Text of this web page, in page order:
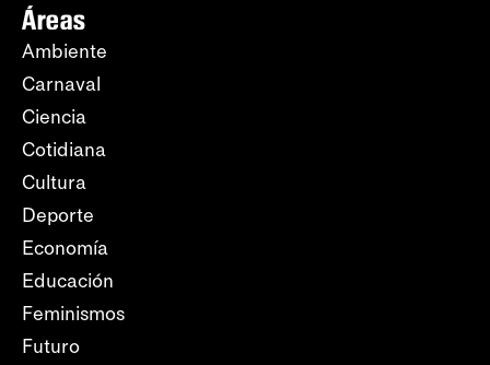
Áreas
Ambiente
Carnaval
Ciencia
Cotidiana
Cultura
Deporte
Economía
Educación
Feminismos
Futuro